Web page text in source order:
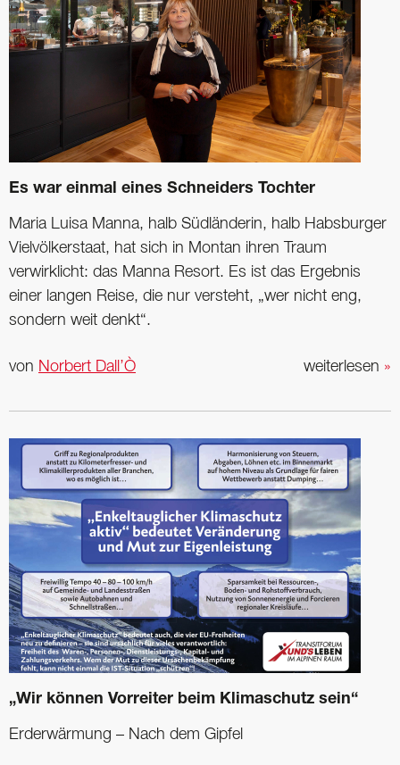
Es war einmal eines Schneiders Tochter
Maria Luisa Manna, halb Südländerin, halb Habsburger
Vielvölkerstaat, hat sich in Montan ihren Traum
verwirklicht: das Manna Resort. Es ist das Ergebnis
einer langen Reise, die nur versteht, „wer nicht eng,
sondern weit denkt“.
weiterlesen »
von Norbert Dall’Ò
„Wir können Vorreiter beim Klimaschutz sein“
Erderwärmung – Nach dem Gipfel